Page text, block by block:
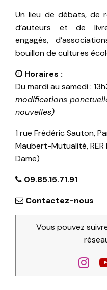
Un lieu de débats, de
d’auteurs et de
engagés,
bouillon de cultures
Horaires :
Du mardi au samedi :
modifications
nouvelles)
1 rue Frédéric Sauton,
Maubert-Mutualité,
Dame)
09.85.15.71.91
Contactez-nous
Vous pouvez